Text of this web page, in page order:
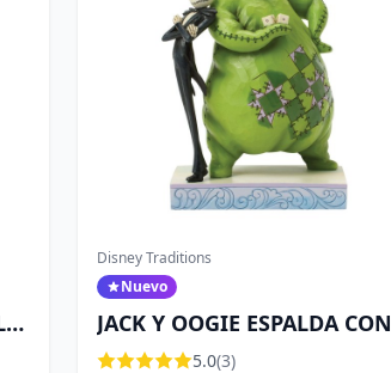
Disney Traditions
Nuevo
JACK Y OOGIE ESPALDA CON
ESPALDA - DISNEY
5.0(3)